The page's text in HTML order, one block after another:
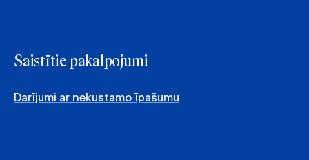
Saistītie pakalpojumi
Darījumi ar nekustamo īpašumu